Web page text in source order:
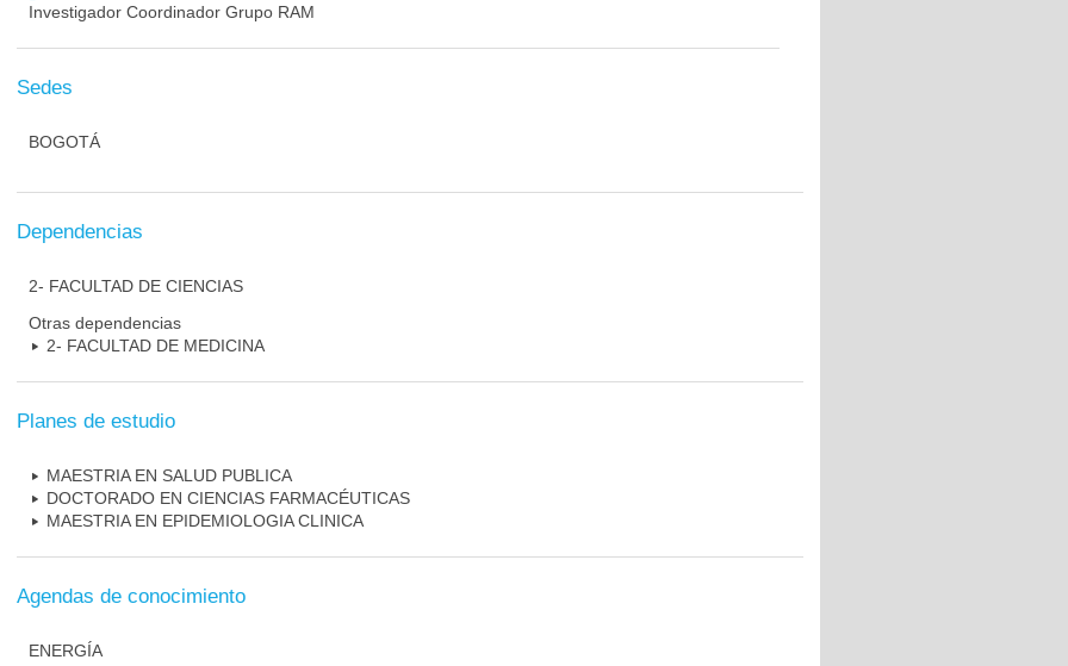
Investigador Coordinador Grupo RAM
Sedes
BOGOTÁ
Dependencias
2- FACULTAD DE CIENCIAS
Otras dependencias
2- FACULTAD DE MEDICINA
Planes de estudio
MAESTRIA EN SALUD PUBLICA
DOCTORADO EN CIENCIAS FARMACÉUTICAS
MAESTRIA EN EPIDEMIOLOGIA CLINICA
Agendas de conocimiento
ENERGÍA